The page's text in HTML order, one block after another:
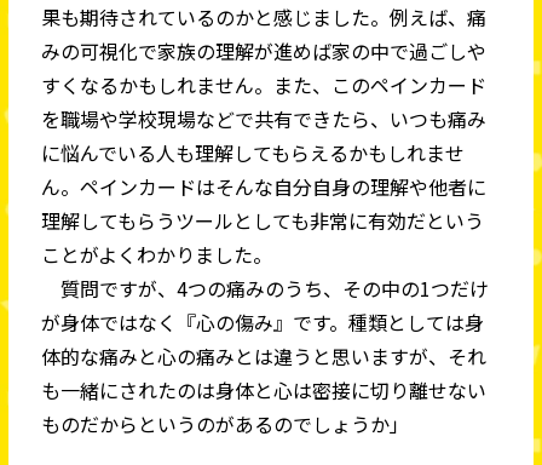
果も期待されているのかと感じました。例えば、痛
みの可視化で家族の理解が進めば家の中で過ごしや
すくなるかもしれません。また、このペインカード
を職場や学校現場などで共有できたら、いつも痛み
に悩んでいる人も理解してもらえるかもしれませ
ん。ペインカードはそんな自分自身の理解や他者に
理解してもらうツールとしても非常に有効だという
ことがよくわかりました。
質問ですが、4つの痛みのうち、その中の1つだけ
が身体ではなく『心の傷み』です。種類としては身
体的な痛みと心の痛みとは違うと思いますが、それ
も一緒にされたのは身体と心は密接に切り離せない
ものだからというのがあるのでしょうか」